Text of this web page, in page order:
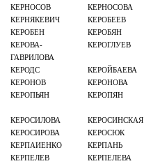
КЕРНОСОВ
КЕРНОСОВА
КЕРНЯКЕВИЧ
КЕРОБЕЕВ
КЕРОБЕН
КЕРОБЯН
КЕРОВА-
ГАВРИЛОВА
КЕРОГЛУЕВ
КЕРОДС КЕРОЙБАЕВА
КЕРОНОВ
КЕРОНОВА
КЕРОПЬЯН
КЕРОПЯН
КЕРОСИЛОВА КЕРОСИНСКАЯ
КЕРОСИРОВА
КЕРОСЮК
КЕРПАИЕНКО
КЕРПАНЬ
КЕРПЕЛЕВ
КЕРПЕЛЕВА